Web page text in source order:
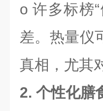
o 许多标榜
差。热量仪
真相，尤其
2. 个性化膳